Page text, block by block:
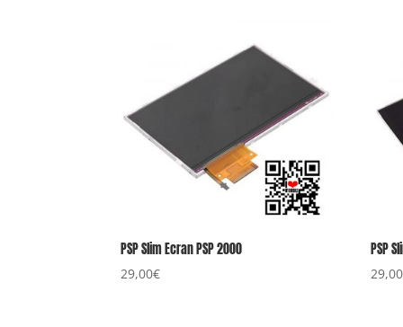
PSP Slim Ecran PSP 2000
29,00€
PSP
29,00